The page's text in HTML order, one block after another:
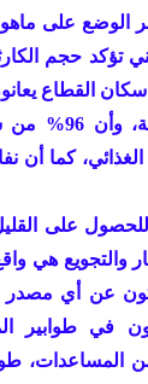
الوضع على
تؤكد حجم
القطاع
كارثي من سوء
كما أن
للحصول على
والتجويع هي
عن أي مصدر
في طوابير
المساعدات،